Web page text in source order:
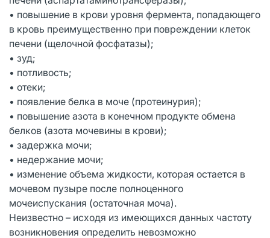
• повышение в крови уровня фермента, попадающего
в кровь преимущественно при повреждении клеток
печени (щелочной фосфатазы);
• зуд;
• потливость;
• отеки;
• появление белка в моче (протеинурия);
• повышение азота в конечном продукте обмена
белков (азота мочевины в крови);
• задержка мочи;
• недержание мочи;
• изменение объема жидкости, которая остается в
мочевом пузыре после полноценного
мочеиспускания (остаточная моча).
Неизвестно – исходя из имеющихся данных частоту
возникновения определить невозможно